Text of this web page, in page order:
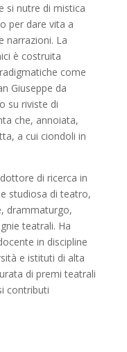
si nutre di mistica
per dare vita a
narrazioni. La
è costruita
come
Giuseppe da
su riviste di
che, annoiata,
a cui ciondoli in
di ricerca in
studiosa di teatro,
drammaturgo,
teatrali. Ha
in discipline
e istituti di alta
di premi teatrali
contributi